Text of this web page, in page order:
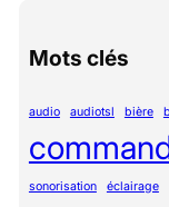
Mots clés
audio audiotsl bière
sonorisation éclairage